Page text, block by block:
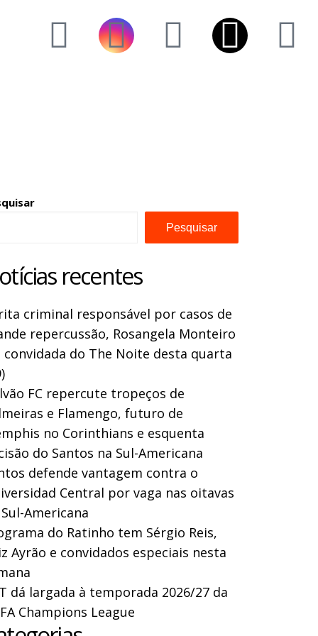
Pesquisar
recentes
criminal responsável por casos de
repercussão, Rosangela Monteiro
convidada do The Noite desta quarta
FC repercute tropeços de
e Flamengo, futuro de
no Corinthians e esquenta
do Santos na Sul-Americana
defende vantagem contra o
Central por vaga nas oitavas
Americana
do Ratinho tem Sérgio Reis,
Ayrão e convidados especiais nesta
dá largada à temporada 2026/27 da
Champions League